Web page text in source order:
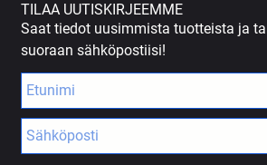
TILAA UUTISKIRJEEMME
Saat tiedot uusimmista tuotteista ja
suoraan sähköpostiisi!